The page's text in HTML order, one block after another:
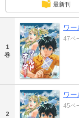
最新刊
1
巻
ワ
47ペ
2
ワ
45ペ